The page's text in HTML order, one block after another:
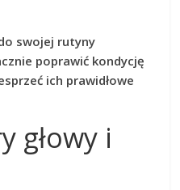
swojej rutyny
poprawić kondycję
ich prawidłowe
głowy i